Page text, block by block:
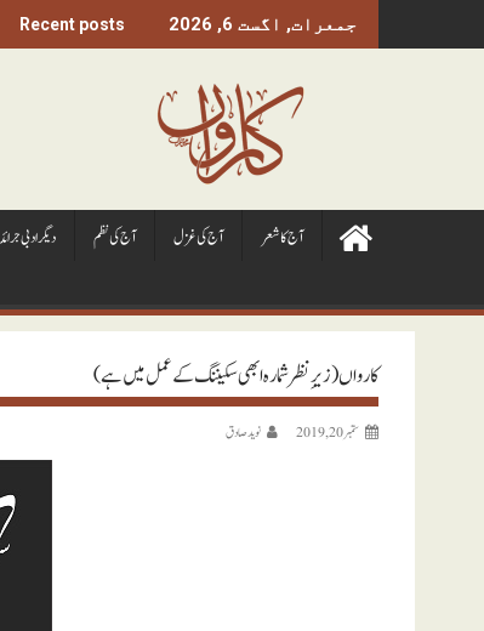
جمعرات, اگست 6, 2026 Recent posts
آج کا شعر آج کی غزل آج کی نظم ديگر ادبی جرائد
کارواں (زیرِ نظر شمارہ ابھی سکیننگ کے عمل میں ہے)
ستمبر 20, 2019 نويد صادق